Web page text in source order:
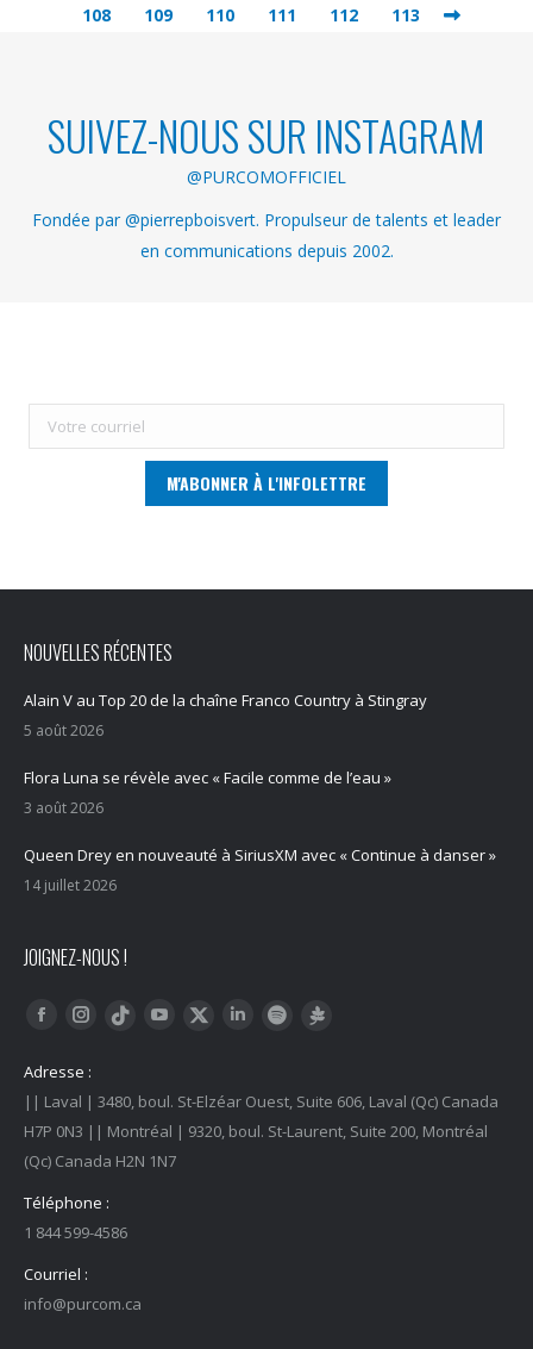
108
109 110 111 112 113
SUIVEZ-NOUS SUR INSTAGRAM
@PURCOMOFFICIEL
Fondée par @pierrepboisvert. Propulseur de talents et leader
en communications depuis 2002.
NOUVELLES RÉCENTES
Alain V au Top 20 de la chaîne Franco Country à Stingray
5 août 2026
Flora Luna se révèle avec « Facile comme de l’eau »
3 août 2026
Queen Drey en nouveauté à SiriusXM avec « Continue à danser »
14 juillet 2026
JOIGNEZ-NOUS !
Trouvez nous sur :
FacebookInstagram
Tiktok YouTubeTwitter LinkedInSpotify
Adresse :
|| Laval | 3480, boul. St-Elzéar Ouest, Suite 606, Laval (Qc) Canada
H7P 0N3 || Montréal | 9320, boul. St-Laurent, Suite 200, Montréal
(Qc) Canada H2N 1N7
Téléphone :
1 844 599-4586
Courriel :
info@purcom.ca